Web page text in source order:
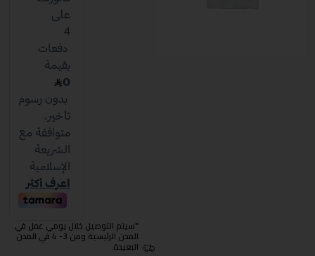
"سيتم التوصيل خلال يومي عمل في
المدن الرئيسية ومن 3- 4 في المدن
البعيدة.